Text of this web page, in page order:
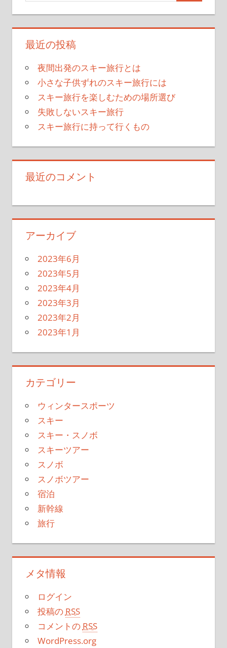
ビ
ゲ
ー
シ
ョ
ン
最近の投稿
夜間出発のスキー旅行とは
小さな子供ずれのスキー旅行には
スキー旅行を楽しむための場所選び
失敗しないスキー旅行
スキー旅行に持って行くもの
最近のコメント
アーカイブ
2023年6月
2023年5月
2023年4月
2023年3月
2023年2月
2023年1月
カテゴリー
ウィンタースポーツ
スキー
スキー・スノボ
スキーツアー
スノボ
スノボツアー
宿泊
新幹線
旅行
メタ情報
ログイン
投稿の RSS
コメントの RSS
WordPress.org